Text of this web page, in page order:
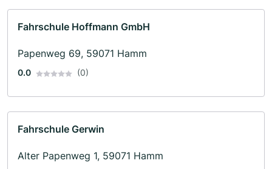
Fahrschule Hoffmann GmbH
Papenweg 69, 59071 Hamm
0.0 (0)
Fahrschule Gerwin
Alter Papenweg 1, 59071 Hamm